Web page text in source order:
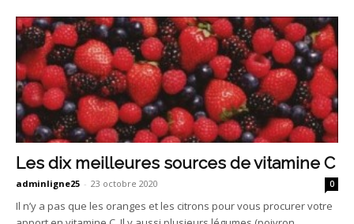
Les dix meilleures sources de vitamine C
adminligne25 - 23 octobre 2020 0
Il n’y a pas que les oranges et les citrons pour vous procurer votre